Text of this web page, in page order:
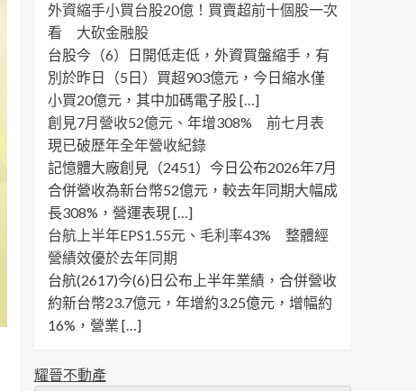
外資縮手小買台股20億！買賣超前十個股一次
看 大砍金融股
台股今（6）日開低走低，外資買盤縮手，有
別於昨日（5日）買超903億元，今日縮水僅
小買20億元，其中加碼電子股 […]
創見7月營收52億元、年增308% 前七月表
現已破歷年全年營收紀錄
記憶體大廠創見（2451）今日公布2026年7月
合併營收為新台幣52億元，較去年同期大幅成
長308%，營運表現 […]
台航上半年EPS1.55元、毛利率43% 整體經
營績效優於去年同期
台航(2617)今(6)日公布上半年業績，合併營收
約新台幣23.7億元，年增約3.25億元，增幅約
16%，營業 […]
耀晉不動產